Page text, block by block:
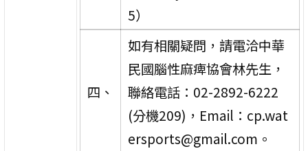
5）
四、
如有相關疑問，請電洽中華
民國腦性麻痺協會林先生，
聯絡電話：02-2892-6222
(分機209)，Email：cp.wat
ersports@gmail.com。